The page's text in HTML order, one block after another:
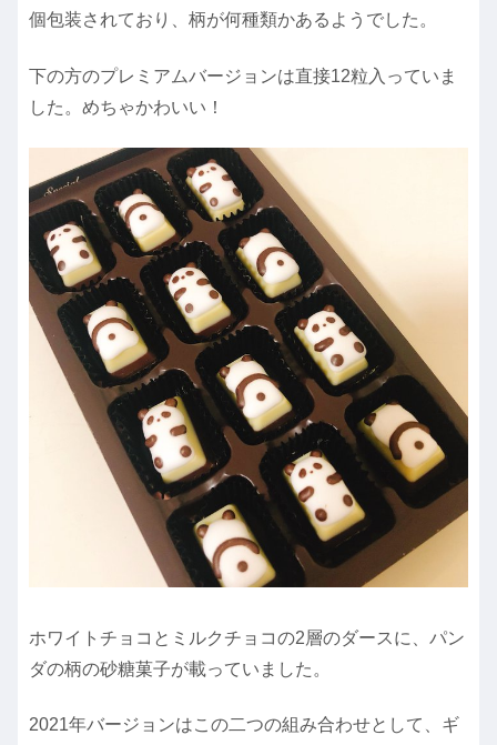
個包装されており、柄が何種類かあるようでした。
下の方のプレミアムバージョンは直接12粒入っていま
した。めちゃかわいい！
ホワイトチョコとミルクチョコの2層のダースに、パン
ダの柄の砂糖菓子が載っていました。
2021年バージョンはこの二つの組み合わせとして、ギ